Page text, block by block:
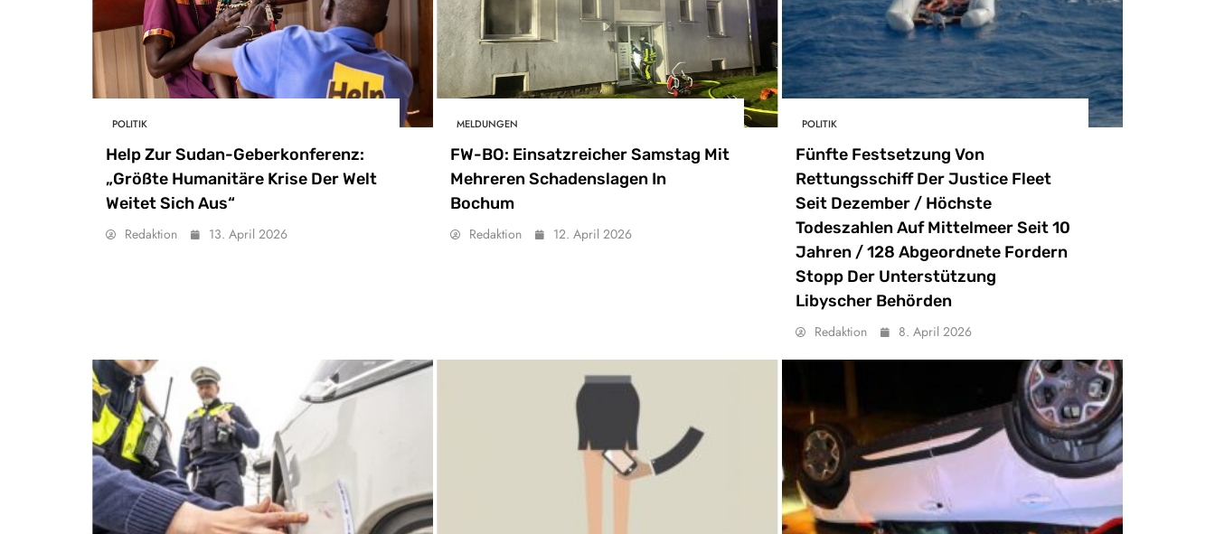
POLITIK
Help Zur Sudan-Geberkonferenz:
„Größte Humanitäre Krise Der Welt
Weitet Sich Aus“
Redaktion 13. April 2026
MELDUNGEN
FW-BO: Einsatzreicher Samstag Mit
Mehreren Schadenslagen In
Bochum
Redaktion 12. April 2026
POLITIK
Fünfte Festsetzung Von
Rettungsschiff Der Justice Fleet
Seit Dezember / Höchste
Todeszahlen Auf Mittelmeer Seit 10
Jahren / 128 Abgeordnete Fordern
Stopp Der Unterstützung
Libyscher Behörden
Redaktion 8. April 2026